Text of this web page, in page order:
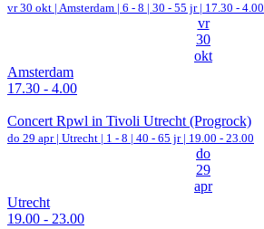
vr 30 okt | Amsterdam | 6 - 8 | 30 - 55 jr | 17.30 - 4.00
vr
30
okt
Amsterdam
17.30 - 4.00
Concert Rpwl in Tivoli Utrecht (Progrock)
do 29 apr | Utrecht | 1 - 8 | 40 - 65 jr | 19.00 - 23.00
do
29
apr
Utrecht
19.00 - 23.00